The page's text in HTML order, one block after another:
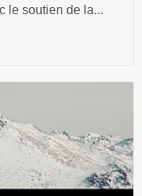
le soutien de la...